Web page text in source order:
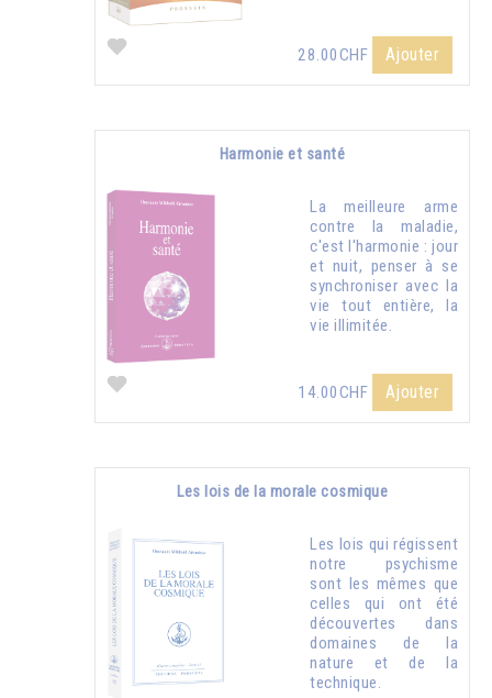
28.00CHF Ajouter
Harmonie et santé
La meilleure arme
contre la maladie,
c'est l'harmonie : jour
et nuit, penser à se
synchroniser avec la
vie tout entière, la
vie illimitée.
14.00CHF Ajouter
Les lois de la morale cosmique
Les lois qui régissent
notre psychisme
sont les mêmes que
celles qui ont été
découvertes dans
domaines de la
nature et de la
technique.